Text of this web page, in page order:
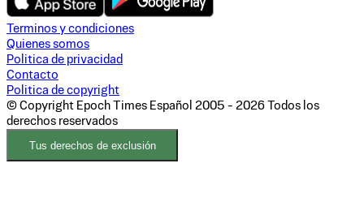
Terminos y condiciones
Quienes somos
Politica de privacidad
Contacto
Politica de copyright
© Copyright Epoch Times Español 2005 - 2026 Todos los
derechos reservados
Tus derechos de exclusión